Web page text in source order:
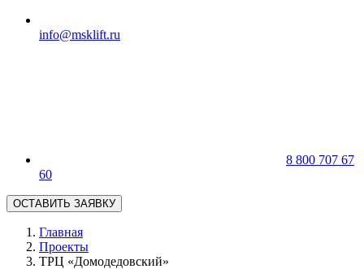
info@msklift.ru
8 800 707 67
60
ОСТАВИТЬ ЗАЯВКУ
Главная
Проекты
ТРЦ «Домодедовский»